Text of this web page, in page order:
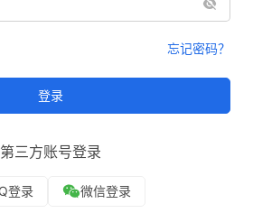
忘记密码？
登录
第三方账号登录